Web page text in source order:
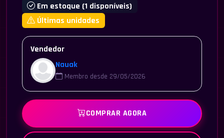
Em estoque (1 disponíveis)
Últimas unidades
Vendedor
Nauak
Membro desde 29/05/2026
COMPRAR AGORA